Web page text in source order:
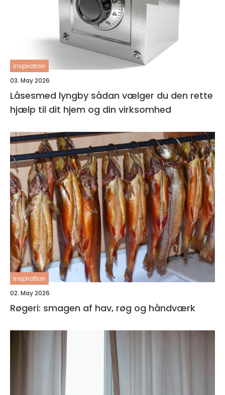
inspiration
03. May 2026
Låsesmed lyngby sådan vælger du den rette
hjælp til dit hjem og din virksomhed
inspiration
02. May 2026
Røgeri: smagen af hav, røg og håndværk